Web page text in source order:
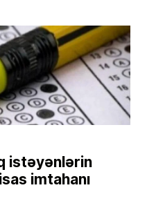
istəyənlərin
imtahanı